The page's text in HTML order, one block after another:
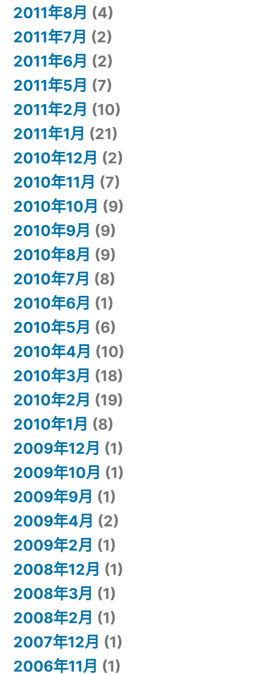
2011年8月 (4)
2011年7月 (2)
2011年6月 (2)
2011年5月 (7)
2011年2月 (10)
2011年1月 (21)
2010年12月 (2)
2010年11月 (7)
2010年10月 (9)
2010年9月 (9)
2010年8月 (9)
2010年7月 (8)
2010年6月 (1)
2010年5月 (6)
2010年4月 (10)
2010年3月 (18)
2010年2月 (19)
2010年1月 (8)
2009年12月 (1)
2009年10月 (1)
2009年9月 (1)
2009年4月 (2)
2009年2月 (1)
2008年12月 (1)
2008年3月 (1)
2008年2月 (1)
2007年12月 (1)
2006年11月 (1)